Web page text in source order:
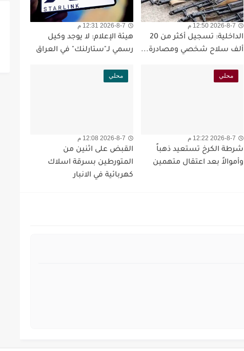
2026-8-7 12:50 م
الداخلية: تسجيل أكثر من 20
ألف سلاح شخصي ومصادرة...
2026-8-7 12:31 م
هيئة الإعلام: لا يوجد وكيل
رسمي لـ"ستارلنك" في العراق
محلي
2026-8-7 12:22 م
شرطة الكرخ تستعيد ذهباً
وأموالاً بعد اعتقال متهمين
محلي
2026-8-7 12:08 م
القبض على اثنين من
المتورطين بسرقة اسلاك
كهربائية في الانبار